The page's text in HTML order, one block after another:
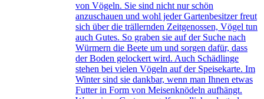
von Vögeln. Sie sind nicht nur schön
anzuschauen und wohl jeder Gartenbesitzer freut
sich über die trällernden Zeitgenossen, Vögel tun
auch Gutes. So graben sie auf der Suche nach
Würmern die Beete um und sorgen dafür, dass
der Boden gelockert wird. Auch Schädlinge
stehen bei vielen Vögeln auf der Speisekarte. Im
Winter sind sie dankbar, wenn man Ihnen etwas
Futter in Form von Meisenknödeln aufhängt.